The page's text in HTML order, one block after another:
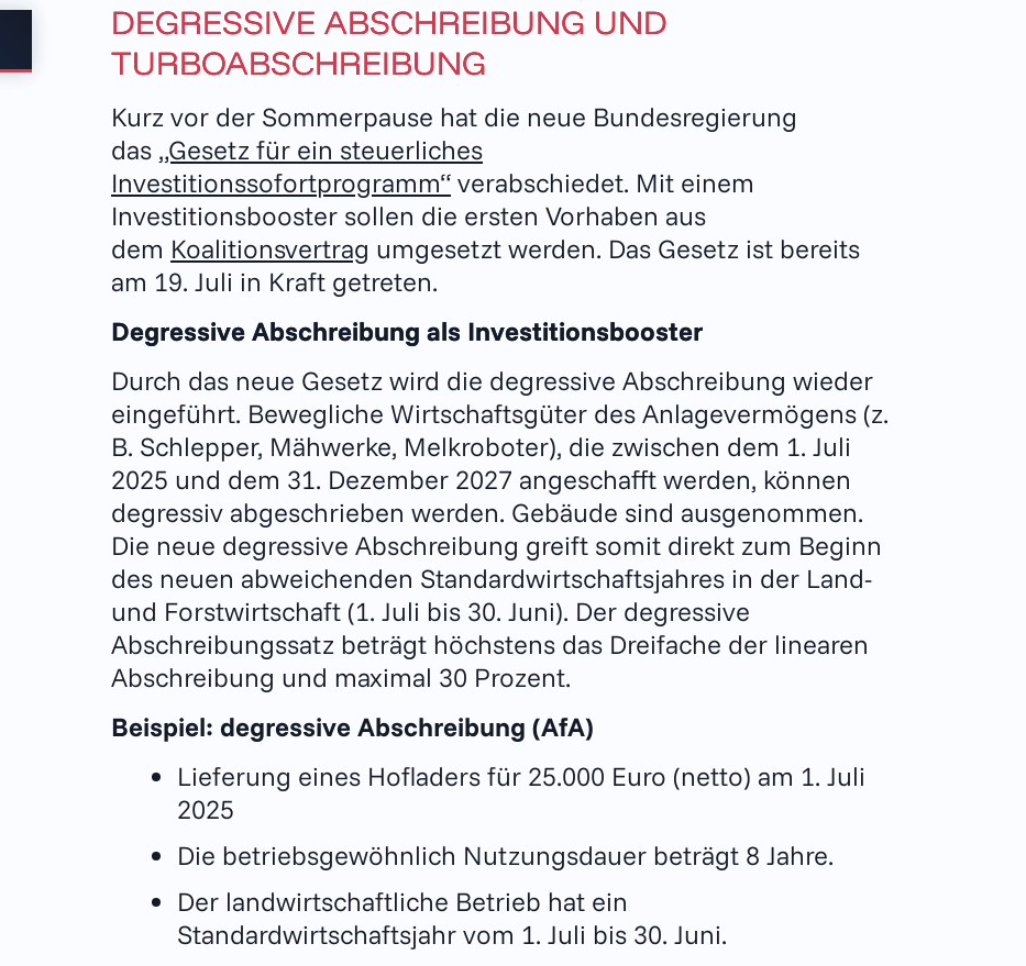
DEGRESSIVE ABSCHREIBUNG UND
TURBOABSCHREIBUNG
Kurz vor der Sommerpause hat die neue Bundesregierung
das „Gesetz für ein steuerliches
Investitionssofortprogramm“ verabschiedet. Mit einem
Investitionsbooster sollen die ersten Vorhaben aus
dem Koalitionsvertrag umgesetzt werden. Das Gesetz ist bereits
am 19. Juli in Kraft getreten.
Degressive Abschreibung als Investitionsbooster
Durch das neue Gesetz wird die degressive Abschreibung wieder
eingeführt. Bewegliche Wirtschaftsgüter des Anlagevermögens (z.
B. Schlepper, Mähwerke, Melkroboter), die zwischen dem 1. Juli
2025 und dem 31. Dezember 2027 angeschafft werden, können
degressiv abgeschrieben werden. Gebäude sind ausgenommen.
Die neue degressive Abschreibung greift somit direkt zum Beginn
des neuen abweichenden Standardwirtschaftsjahres in der Land-
und Forstwirtschaft (1. Juli bis 30. Juni). Der degressive
Abschreibungssatz beträgt höchstens das Dreifache der linearen
Abschreibung und maximal 30 Prozent.
Beispiel: degressive Abschreibung (AfA)
Lieferung eines Hofladers für 25.000 Euro (netto) am 1. Juli
2025
Die betriebsgewöhnlich Nutzungsdauer beträgt 8 Jahre.
Der landwirtschaftliche Betrieb hat ein
Standardwirtschaftsjahr vom 1. Juli bis 30. Juni.